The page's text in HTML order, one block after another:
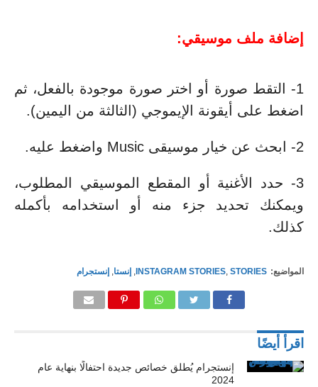
إضافة ملف موسيقي:
1- التقط صورة أو اختر صورة موجودة بالفعل، ثم
اضغط على أيقونة الإيموجي (الثالثة من اليمين).
2- ابحث عن خيار موسيقى Music واضغط عليه.
3- حدد الأغنية أو المقطع الموسيقي المطلوب،
ويمكنك تحديد جزء منه أو استخدامه بأكمله
كذلك.
المواضيع: INSTAGRAM STORIES,STORIES
, إنستا, إنستجرام
اقرأ أيضًا
إنستجرام يُطلق خصائص جديدة احتفالًا بنهاية عام
2024